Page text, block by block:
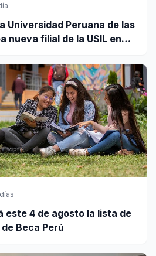
Universidad Peruana de las
nueva filial de la USIL en
este 4 de agosto la lista de
Beca Perú